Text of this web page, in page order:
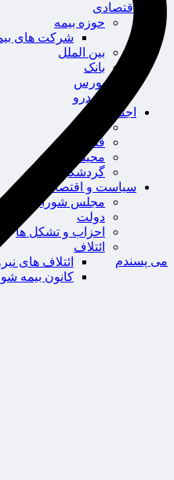
اقتصادی
حوزه بیمه
شرکت های
بین الملل
بانک
بورس
خودرو
اجتماعی
سلامت
قضایی
محیط زیست
گردشگری
سیاست و اقتصاد
مجلس شورای
دولت
احزاب و تشکل ها
ائتلاف
ائتلاف های
کانون بیمه
می پسندم